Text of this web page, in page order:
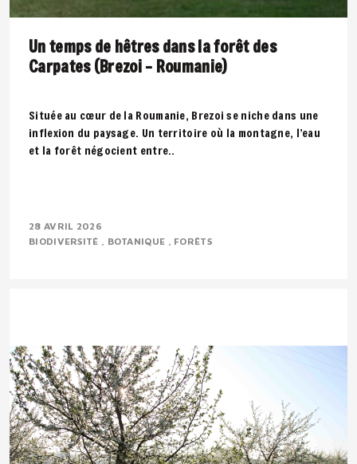
Un temps de hêtres dans la forêt des
Carpates (Brezoi – Roumanie)
Située au cœur de la Roumanie, Brezoi se niche dans une
inflexion du paysage. Un territoire où la montagne, l’eau
et la forêt négocient entre..
28 AVRIL 2026
BIODIVERSITÉ
BOTANIQUE FORÊTS